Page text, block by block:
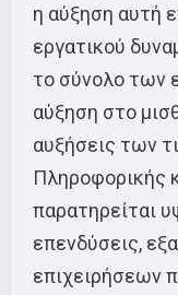
η αύξηση αυτή
εργατικού
το σύνολο των
αύξηση στο
αυξήσεις των
Πληροφορικής
παρατηρείται
επενδύσεις,
επιχειρήσεων